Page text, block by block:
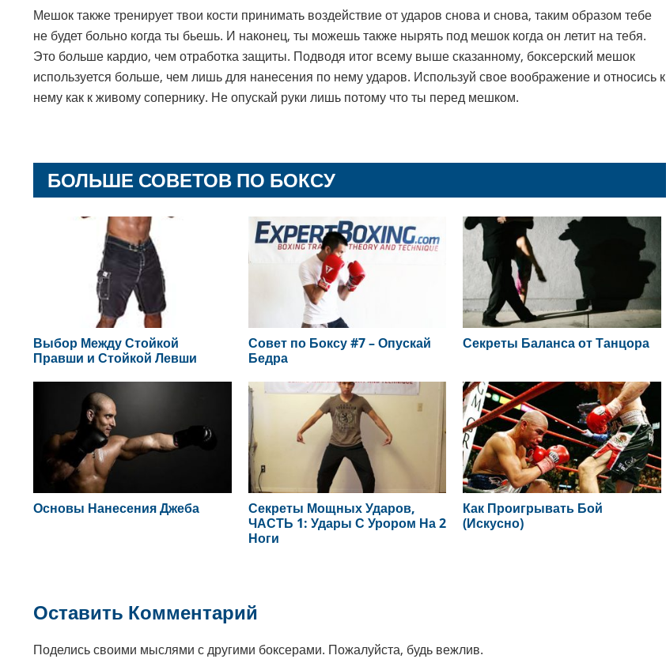
Мешок также тренирует твои кости принимать воздействие от ударов снова и снова, таким образом тебе
не будет больно когда ты бьешь. И наконец, ты можешь также нырять под мешок когда он летит на тебя.
Это больше кардио, чем отработка защиты. Подводя итог всему выше сказанному, боксерский мешок
используется больше, чем лишь для нанесения по нему ударов. Используй свое воображение и относись к
нему как к живому сопернику. Не опускай руки лишь потому что ты перед мешком.
БОЛЬШЕ СОВЕТОВ ПО БОКСУ
Выбор Между Стойкой
Правши и Стойкой Левши
Совет по Боксу #7 – Опускай
Бедра
Секреты Баланса от Танцора
Основы Нанесения Джеба
Секреты Мощных Ударов,
ЧАСТЬ 1: Удары С Урором На 2
Ноги
Как Проигрывать Бой
(Искусно)
Reader
Interactions
Оставить Комментарий
Поделись своими мыслями с другими боксерами. Пожалуйста, будь вежлив.